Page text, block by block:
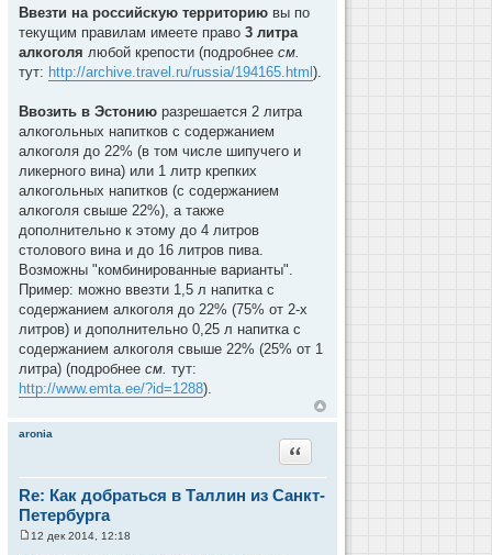
Ввезти на российскую территорию вы по
текущим правилам имеете право 3 литра
алкоголя любой крепости (подробнее см.
тут: http://archive.travel.ru/russia/194165.html).
Ввозить в Эстонию разрешается 2 литра
алкогольных напитков с содержанием
алкоголя до 22% (в том числе шипучего и
ликерного вина) или 1 литр крепких
алкогольных напитков (с содержанием
алкоголя свыше 22%), а также
дополнительно к этому до 4 литров
столового вина и до 16 литров пива.
Возможны "комбинированные варианты".
Пример: можно ввезти 1,5 л напитка с
содержанием алкоголя до 22% (75% от 2-х
литров) и дополнительно 0,25 л напитка с
содержанием алкоголя свыше 22% (25% от 1
литра) (подробнее см. тут:
http://www.emta.ee/?id=1288).
aronia
Re: Как добраться в Таллин из Санкт-
Петербурга
Цитата
12 дек 2014, 12:18